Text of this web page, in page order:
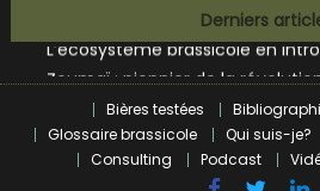
to
content
Derniers
L’écosysteme brassicole en
Zoumaï : pionnier de la
L’intelligence artificielle dans le
BrewDog racheté par Tilray
Bières et célébrités
Bières testées
Glossaire brassicole
Qui suis-je?
Consulting
Podcast